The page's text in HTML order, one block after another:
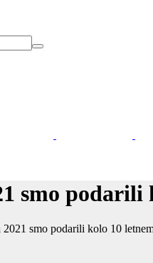
smo
2021 smo podarili kolo 10